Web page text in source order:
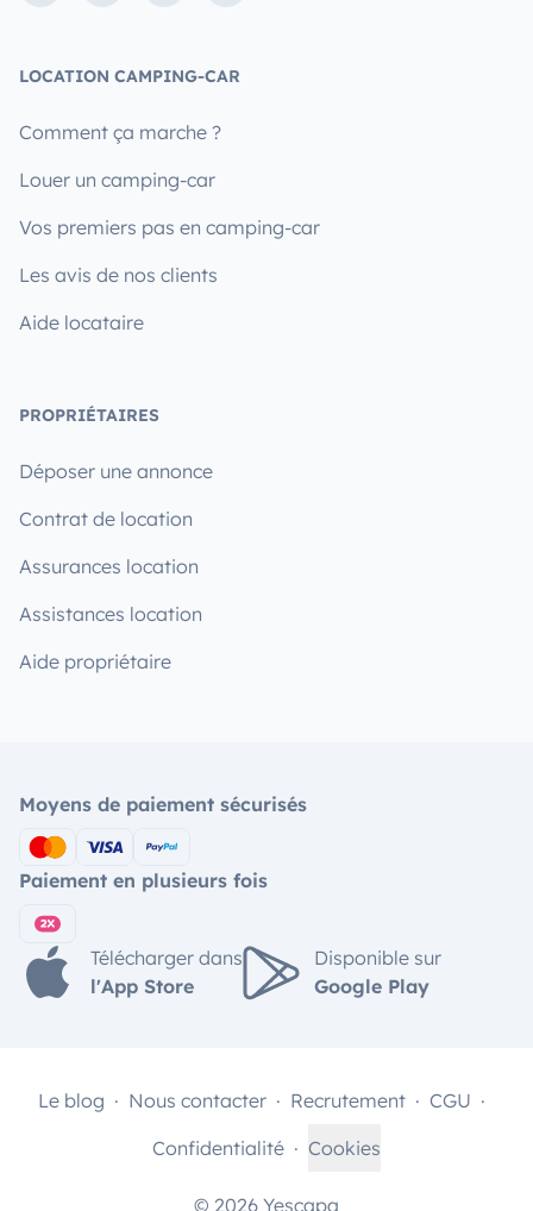
LOCATION CAMPING-CAR
Comment ça marche ?
Louer un camping-car
Vos premiers pas en camping-car
Les avis de nos clients
Aide locataire
PROPRIÉTAIRES
Déposer une annonce
Contrat de location
Assurances location
Assistances location
Aide propriétaire
Moyens de paiement sécurisés
Paiement en plusieurs fois
Télécharger dans
l'App Store
Disponible sur
Google Play
© 2026 Yescapa
Le blog Nous contacter Recrutement
CGU
Confidentialité
Cookies